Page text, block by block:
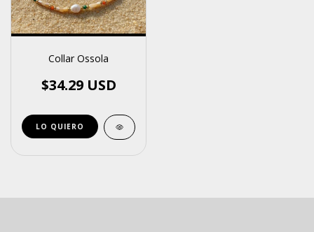
Collar Ossola
$34.29 USD